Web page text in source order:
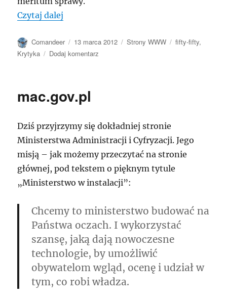
Czytaj dalej
Autor
Comandeer
Data
publikacji
13 marca 2012 Kategorie
Strony WWW Tagi
fifty-fifty,
Krytyka
Dodaj komentarz
mac.gov.pl
Dziś przyjrzymy się dokładniej stronie
Ministerstwa Administracji i Cyfryzacji. Jego
misją – jak możemy przeczytać na stronie
głównej, pod tekstem o pięknym tytule
Ministerstwo w instalacji :
Chcemy to ministerstwo budować na
Państwa oczach. I wykorzystać
szansę, jaką dają nowoczesne
technologie, by umożliwić
obywatelom wgląd, ocenę i udział w
tym, co robi władza.